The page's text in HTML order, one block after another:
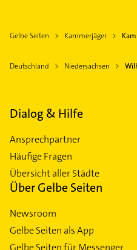
Gelbe Seiten Kammerjäger
Deutschland Niedersachsen
Dialog & Hilfe
Ansprechpartner
Häufige Fragen
Übersicht aller Städte
Über Gelbe Seiten
Newsroom
Gelbe Seiten als App
Gelbe Seiten für Messenger